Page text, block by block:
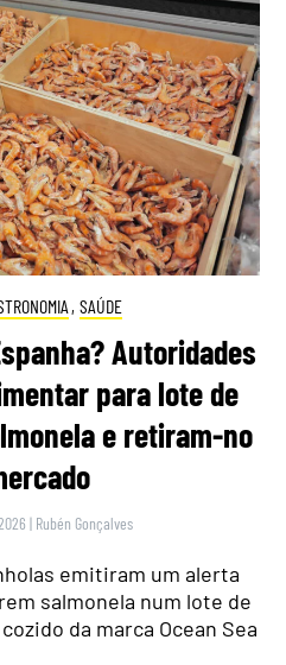
, SAÚDE
Autoridades
para lote de
e retiram-no
| Rubén Gonçalves
emitiram um alerta
salmonela num lote de
da marca Ocean Sea